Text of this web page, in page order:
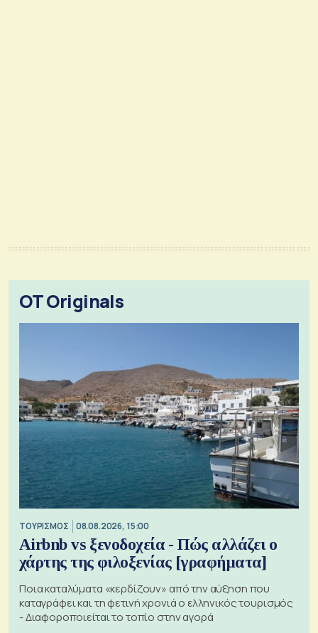
OT Originals
ΤΟΥΡΙΣΜΟΣ 08.08.2026, 15:00
Airbnb vs ξενοδοχεία - Πώς αλλάζει ο
χάρτης της φιλοξενίας [γραφήματα]
Ποια καταλύματα «κερδίζουν» από την αύξηση που
καταγράφει και τη φετινή χρονιά ο ελληνικός τουρισμός
- Διαφοροποιείται το τοπίο στην αγορά